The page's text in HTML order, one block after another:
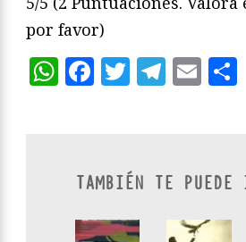
por favor)
WhatsApp
Facebook
Twitter
TAMBIÉN TE PUEDE